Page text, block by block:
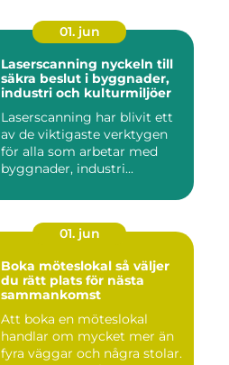
01. jun
Laserscanning nyckeln till
säkra beslut i byggnader,
industri och kulturmiljöer
Laserscanning har blivit ett
av de viktigaste verktygen
för alla som arbetar med
byggnader, industri...
01. jun
Boka möteslokal så väljer
du rätt plats för nästa
sammankomst
Att boka en möteslokal
handlar om mycket mer än
fyra väggar och några stolar.